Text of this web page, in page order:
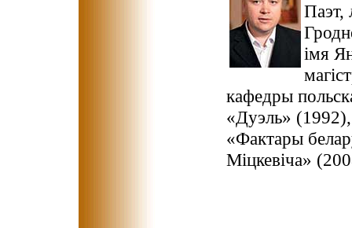
Паэт,
імя
кафедры
«Дуэль»
«Фактары
Міцкевіча»